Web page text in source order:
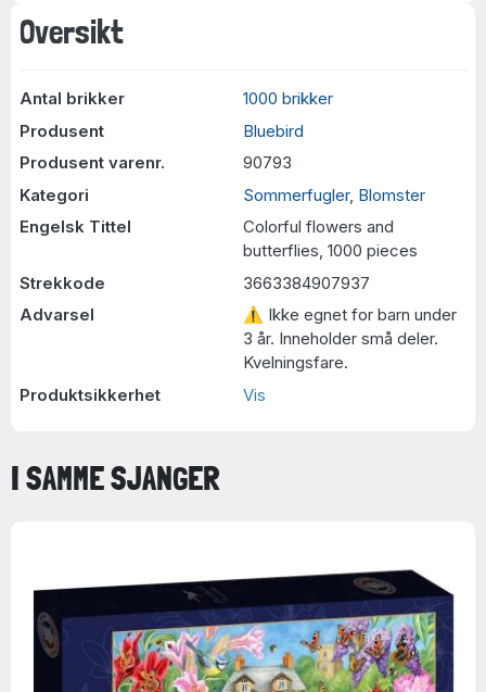
Oversikt
Antal brikker
1000 brikker
Produsent
Bluebird
Produsent varenr.
90793
Kategori
Sommerfugler, Blomster
Engelsk Tittel
Colorful flowers and
butterflies, 1000 pieces
Strekkode
3663384907937
Advarsel
⚠ Ikke egnet for barn under
3 år. Inneholder små deler.
Kvelningsfare.
Produktsikkerhet
Vis
I SAMME SJANGER